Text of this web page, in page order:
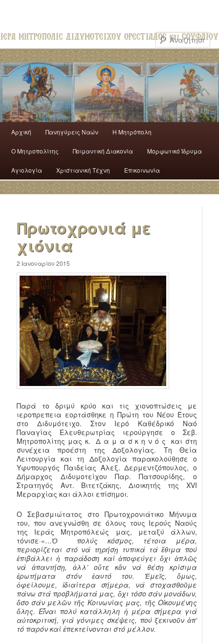
Αρχική Πανηγύρεις Ναών H Mητρόπολη
Ο Mητροπολίτης Ποιμαντική Διακονία Μορφωτικό Ίδρυμα
Αγιολογία Χριστιανική Τέχνη Επικοινωνία
Πρωτοχρονιά με
χιόνια
2 Ιανουαρίου 2015
Παρά το δριμύ κρύο και τις χιονοπτώσεις με
ιεροπρεπεια εορτάσθηκε η Πρώτη του Νέου Έτους
στο Διδυμότειχο. Στον Ιερό Καθέδρικό Ναό
Παναγίας Ελευθερωτρίας ιερούργησε ο Σεβ.
Μητροπολίτης μας κ. Δ α μ α σ κ η ν ό ς και στη
συνέχεια προέστη της Δοξολογίας. Τη Θεία
Λειτουργία και τη Δοξολογία παρακολούθησε ο
Υφυπουργός Παιδείας Αλεξ. Δερμεντζόπουλος, ο
Δήμαρχος Διδυμοτείχου Παρ. Πατσουρίδης, ο
Στρατηγός Αντ. Βιτετζάκης, Διοικητής της XVI
Μεραρχίας και άλλοι επίσημοι.
O Σεβασμιώτατος στο Πρωτοχρονιάτικο Μήνυμα
του, που ανεγνώσθη σε όλους τους Ιερούς Ναούς
της Ιεράς Μητροπόλεώς μας, μεταξύ άλλων,
τόνισε·«…Ὁ πολύς κόσμος, τέτοια μέρα,
περιορίζεται στό νά τηρήσῃ τυπικά τά ἔθιμα πού
ἐπιβάλλει ἡ παράδοση καί ἀποφεύγει ὄχι ἁπλῶς
νά ἀπαντήσῃ, ἀλλ’ οὔτε κἄν νά θέσῃ κρίσιμα
ἐρωτήματα στόν ἑαυτό του. Ἐμεῖς, ὅμως,
ὀφείλουμε, ἰδιαίτερα σήμερα, νά στοχασθοῦμε
πάνω στά προβλήματά μας, ὄχι τόσο σάν μονάδων,
ὅσο σάν μελῶν τῆς Κοινωνίας μας, τῆς Οἰκουμένης
ὅλης. Εἶναι πολύ κατάλληλη ἡ μέρα σήμερα γιά
αὐτοκριτική, γιά γόνιμες σκέψεις, πού ξεκινοῦν ἀπ’
τό παρόν καί ἐπεκτείνονται στό μέλλον.